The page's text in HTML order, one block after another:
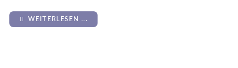
WEITERLESEN ...